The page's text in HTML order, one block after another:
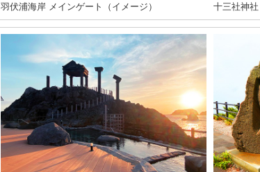
羽伏浦海岸 メインゲート（イメージ） 十三社神社